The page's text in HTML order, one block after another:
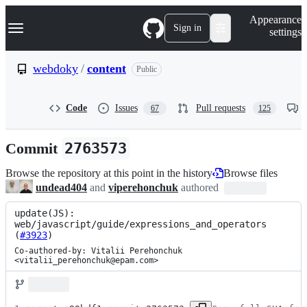
k
p
n
Navigation Menu Sign in
Appearance
settings
webdoky / content Public
Code Issues 67 Pull requests 125
Commit 2763573
Browse the repository at this point in the history
Browse files
undead404 and viperehonchuk authored
update(JS):
web/javascript/guide/expressions_and_operators
(#3923)
Co-authored-by: Vitalii Perehonchuk
<vitalii_perehonchuk@epam.com>